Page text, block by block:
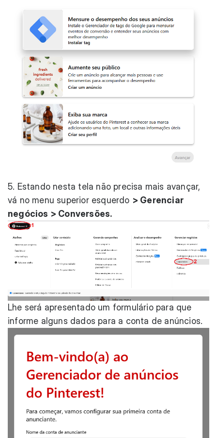
5. Estando nesta tela não precisa mais avançar,
vá no menu superior esquerdo > Gerenciar
negócios > Conversões.
Lhe será apresentado um formulário para que
informe alguns dados para a conta de anúncios.